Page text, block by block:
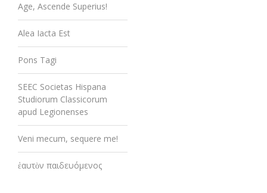
Age, Ascende Superius!
Alea Iacta Est
Pons Tagi
SEEC Societas Hispana
Studiorum Classicorum
apud Legionenses
Veni mecum, sequere me!
ἑαυτὸν παιδευόμενος